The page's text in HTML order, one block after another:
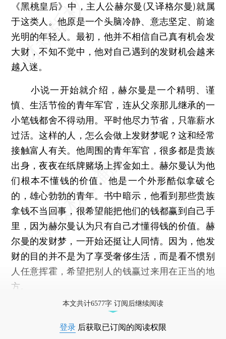
《黑桃皇后》中，主人公赫尔曼(又译格尔曼)就属
于这类人。他原是一个头脑冷静、意志坚定、前途
光明的年轻人。最初，他并不相信自己真有机会发
大财，不知不觉中，他对自己遇到的发财机会越来
越入迷。
小说一开始就介绍，赫尔曼是一个精明、谨
慎、生活节俭的青年军官，连从父亲那儿继承的一
小笔钱都舍不得动用。平时他尽力节省，只靠薪水
过活。这样的人，怎么会做上发财梦呢？这和经常
接触富人有关。他周围的青年军官，很多都是贵族
出身，夜夜在纸牌赌场上挥金如土。赫尔曼认为他
们根本不懂钱的价值。他是一个外形酷似拿破仑
的，雄心勃勃的青年。书中暗示，他看到那些贵族
拿钱不当回事，很希望能把他们的钱都赢到自己手
里，因为赫尔曼认为只有自己才懂得钱的价值。赫
尔曼的发财梦，一开始还挺让人同情。因为，他发
财的目的并不是为了享受奢侈生活，而是看不惯别
人任意挥霍，希望把别人的钱赢过来用在正当的地
方。
本文共计6577字 订阅后继续阅读
登录 后获取已订阅的阅读权限